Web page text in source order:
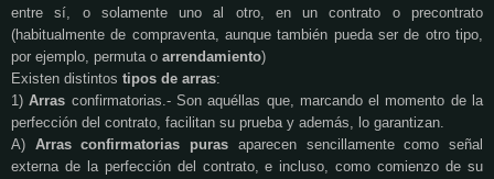
entre sí, o solamente uno al otro, en un contrato o precontrato
(habitualmente de compraventa, aunque también pueda ser de otro tipo,
por ejemplo, permuta o arrendamiento)
Existen distintos tipos de arras:
1)Arras confirmatorias.- Son aquéllas que, marcando el momento de la
perfección del contrato, facilitan su prueba y además, lo garantizan.
A) Arras confirmatorias puras aparecen sencillamente como señal
externa de la perfección del contrato, e incluso, como comienzo de su